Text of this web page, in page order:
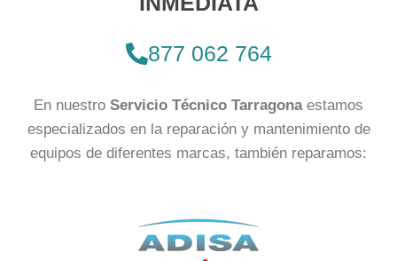
877 062 764
En nuestro Servicio Técnico Tarragonaestamos
especializados en la reparación y mantenimiento de
equipos de diferentes marcas, también reparamos: